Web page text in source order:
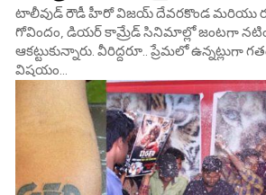
టాలీవుడ్‌ రౌడీ హీరో విజయ్ దేవరకొండ మరియు
గోవిందం, డియర్ కామ్రేడ్ సినిమాల్లో జంటగా నటించి
ఆకట్టుకున్నారు. వీరిద్దరూ.. ప్రేమలో ఉన్నట్లుగా
విషయం...